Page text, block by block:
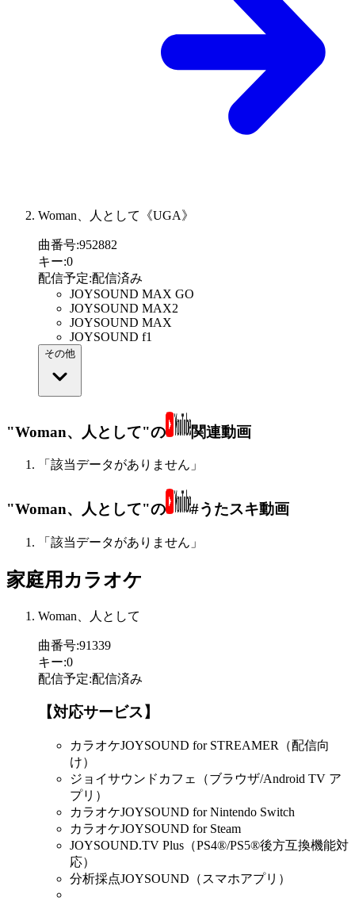
Woman、人として《UGA》
曲番号:952882
キー:0
配信予定:配信済み
JOYSOUND MAX GO
JOYSOUND MAX2
JOYSOUND MAX
JOYSOUND f1
その他
"Woman、人として"の 関連動画
「該当データがありません」
"Woman、人として"の #うたスキ動画
「該当データがありません」
家庭用カラオケ
Woman、人として
曲番号:91339
キー:0
配信予定:配信済み
【対応サービス】
カラオケJOYSOUND for STREAMER（配信向
け）
ジョイサウンドカフェ（ブラウザ/Android TV ア
プリ）
カラオケJOYSOUND for Nintendo Switch
カラオケJOYSOUND for Steam
JOYSOUND.TV Plus（PS4®/PS5®後方互換機能対
応）
分析採点JOYSOUND（スマホアプリ）